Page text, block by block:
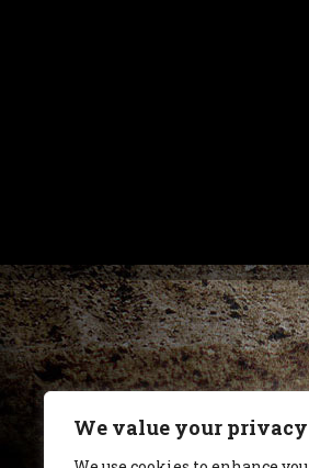
We value your privacy